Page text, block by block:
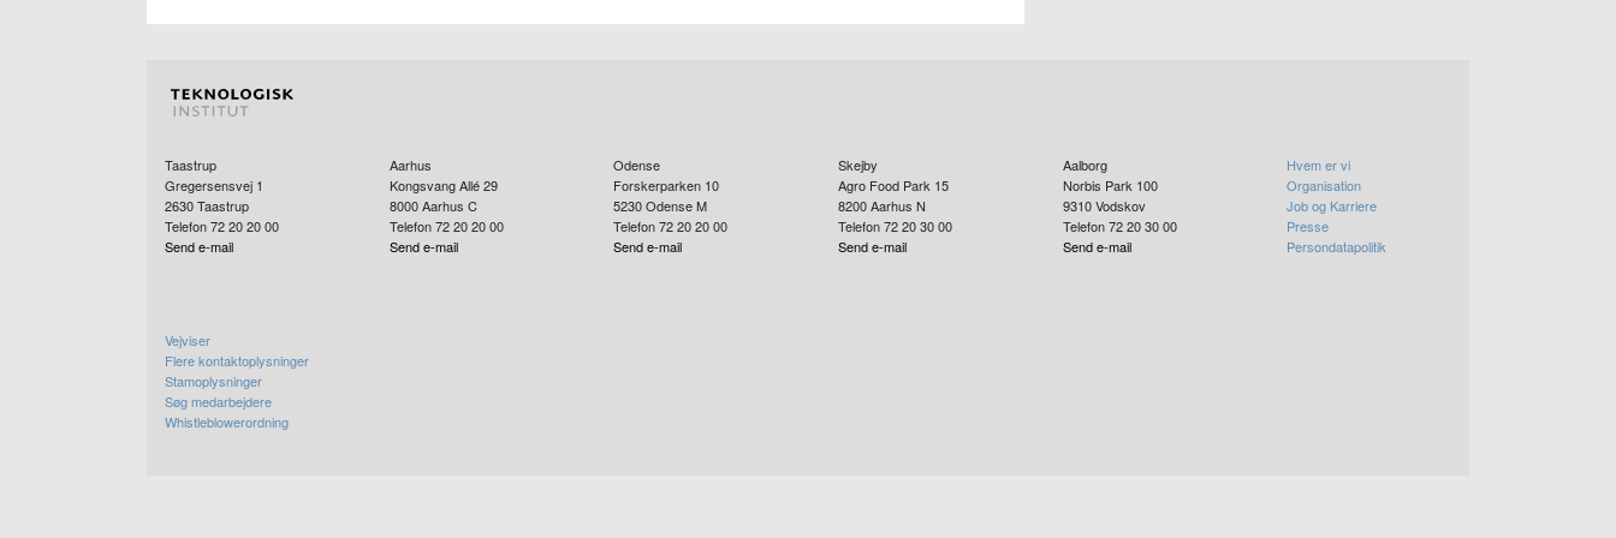
Taastrup
Gregersensvej 1
2630Taastrup
Telefon 72 20 20 00
Send e-mail
Aarhus
Kongsvang Allé 29
8000 Aarhus C
Telefon 72 20 20 00
Send e-mail
Odense
Forskerparken 10
5230 Odense M
Telefon 72 20 20 00
Send e-mail
Skejby
Agro Food Park 15
8200Aarhus N
Telefon 72 20 30 00
Send e-mail
Aalborg
Norbis Park 100
9310 Vodskov
Telefon 72 20 30 00
Send e-mail
Hvem er vi
Organisation
Job og Karriere
Presse
Persondatapolitik
Vejviser
Flere kontaktoplysninger
Stamoplysninger
Søg medarbejdere
Whistleblowerordning